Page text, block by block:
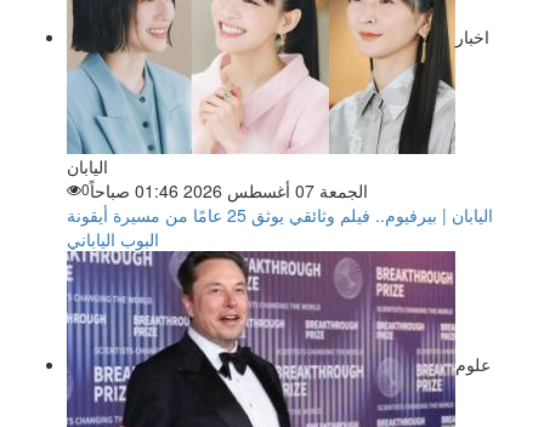
اخبار
اليابان
الجمعة 07 أغسطس 2026 01:46 صباحاً
0
اليابان | بيرفيوم.. فيلم وثائقي يوثق 25 عامًا من مسيرة أيقونة
البوب الياباني
علوم